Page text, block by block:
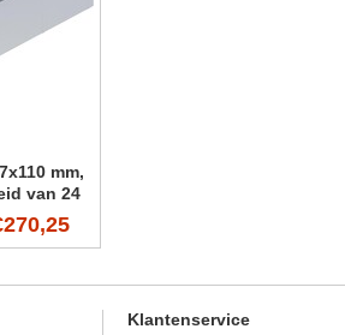
mm,
van 24
Klantenservice